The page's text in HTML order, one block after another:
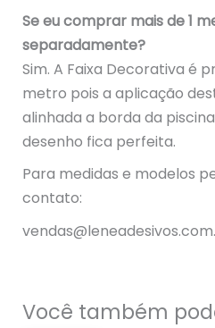
Se eu comprar mais de 1
separadamente?
Sim. A Faixa Decorativa é
metro pois a aplicação
alinhada a borda da
desenho fica perfeita.
Para medidas e modelos
contato:
Você também